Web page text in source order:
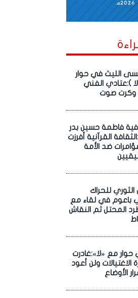
الليث في حوار
):عتادي الفني
وكرت صوت
فاطمة حسين بدر
القرآنية أفرزت
ضد الأمة
للحراك
باعوم في لقاء مع
طرد المحتل ثم النقاش
حوار مع «لا»:غادرت
ولن أعود
الأوضاع